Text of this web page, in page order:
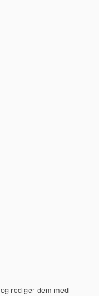
og rediger dem med